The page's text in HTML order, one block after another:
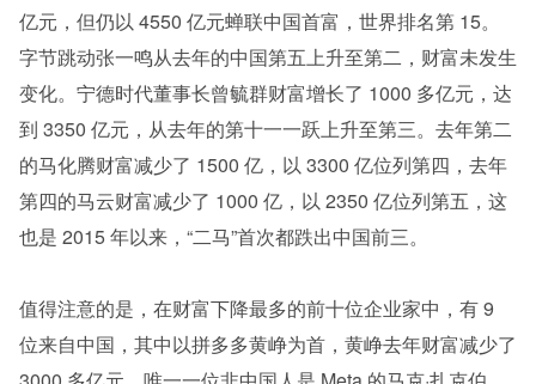
亿元，但仍以 4550 亿元蝉联中国首富，世界排名第 15。
字节跳动张一鸣从去年的中国第五上升至第二，财富未发生
变化。宁德时代董事长曾毓群财富增长了 1000 多亿元，达
到 3350 亿元，从去年的第十一一跃上升至第三。去年第二
的马化腾财富减少了 1500 亿，以 3300 亿位列第四，去年
第四的马云财富减少了 1000 亿，以 2350 亿位列第五，这
也是 2015 年以来，“二马”首次都跌出中国前三。
值得注意的是，在财富下降最多的前十位企业家中，有 9
位来自中国，其中以拼多多黄峥为首，黄峥去年财富减少了